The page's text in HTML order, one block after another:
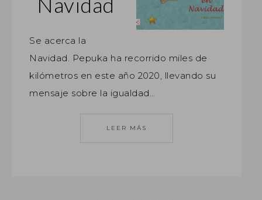
Se acerca la
Navidad. Pepuka ha recorrido miles de
kilómetros en este año 2020, llevando su
mensaje sobre la igualdad…
LEER MÁS